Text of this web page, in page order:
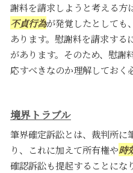
謝料を請求しようと考える方
不貞行為が発覚したとしても
あります。慰謝料を請求する
があります。そのため、慰謝
応すべきなのか理解しておく
境界トラブル
筆界確定訴訟とは、裁判所に
り、これに加えて所有権や時
確認訴訟も提起することにな